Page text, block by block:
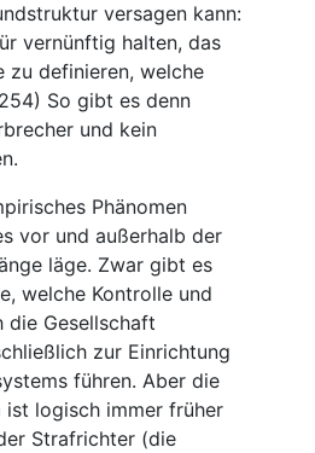
versagen kann:
vernünftig halten, das
zu definieren, welche
So gibt es denn
und kein
Phänomen
vor und außerhalb der
läge. Zwar gibt es
welche Kontrolle und
die Gesellschaft
zur Einrichtung
führen. Aber die
ist logisch immer früher
Strafrichter (die